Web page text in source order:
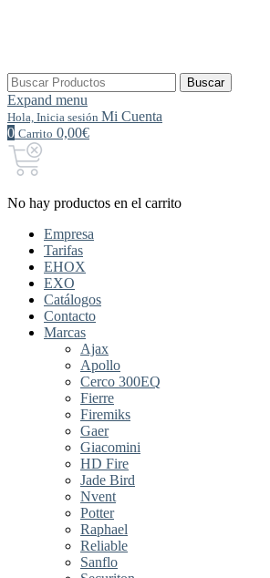
Buscar
por:
Buscar
Expand menu
Hola, Inicia sesión Mi Cuenta
0 Carrito 0,00€
No hay productos en el carrito
Empresa
Tarifas
EHOX
EXO
Catálogos
Contacto
Marcas
Ajax
Apollo
Cerco 300EQ
Fierre
Firemiks
Gaer
Giacomini
HD Fire
Jade Bird
Nvent
Potter
Raphael
Reliable
Sanflo